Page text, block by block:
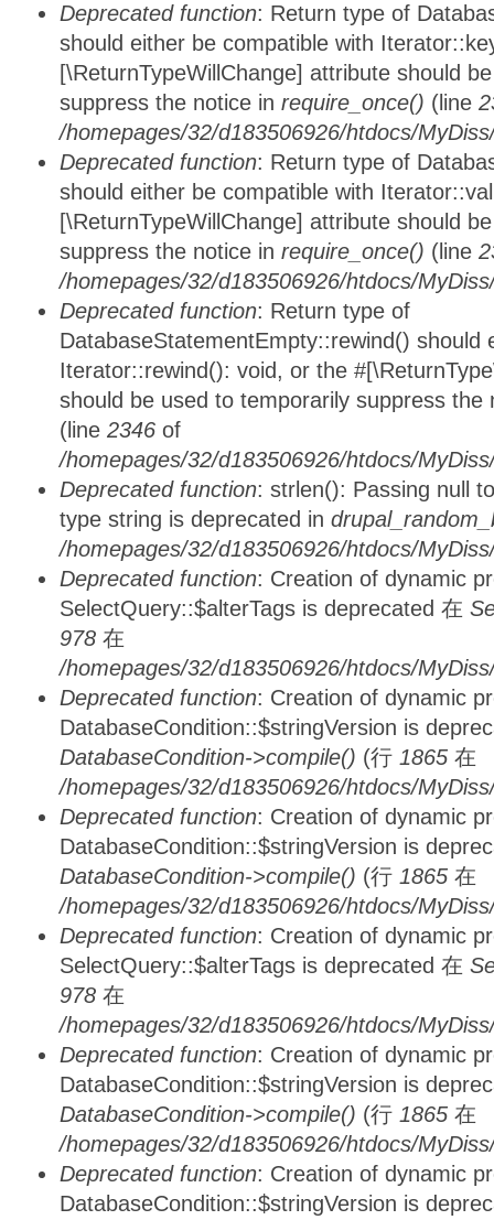
Deprecated function: Return type of
should either be compatible with
[\ReturnTypeWillChange] attribute should
suppress the notice in require_once() (line
/homepages/32/d183506926/htdocs/
Deprecated function: Return type of
should either be compatible with
[\ReturnTypeWillChange] attribute should
suppress the notice in require_once() (line
/homepages/32/d183506926/htdocs/
Deprecated function: Return type of
DatabaseStatementEmpty::rewind() should
Iterator::rewind(): void, or the
should be used to temporarily suppress
(line 2346 of
/homepages/32/d183506926/htdocs/
Deprecated function: strlen(): Passing null
type string is deprecated in
/homepages/32/d183506926/htdocs/
Deprecated function: Creation of dynamic
SelectQuery::$alterTags is deprecated 在
978 在
/homepages/32/d183506926/htdocs/
Deprecated function: Creation of dynamic
DatabaseCondition::$stringVersion is
DatabaseCondition->compile() (行 1865 在
/homepages/32/d183506926/htdocs/
Deprecated function: Creation of dynamic
DatabaseCondition::$stringVersion is
DatabaseCondition->compile() (行 1865 在
/homepages/32/d183506926/htdocs/
Deprecated function: Creation of dynamic
SelectQuery::$alterTags is deprecated 在
978 在
/homepages/32/d183506926/htdocs/
Deprecated function: Creation of dynamic
DatabaseCondition::$stringVersion is
DatabaseCondition->compile() (行 1865 在
/homepages/32/d183506926/htdocs/
Deprecated function: Creation of dynamic
DatabaseCondition::$stringVersion is